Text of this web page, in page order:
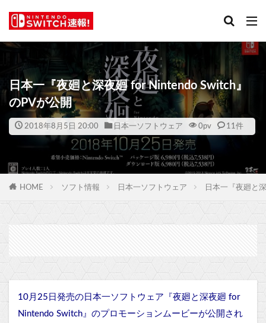
日本一『夜廻と深夜廻 for Nintendo Switch』
のPVが公開
2018年8月5日 20:00 日本一ソフトウェア 0pv 11件
HOME ソフト情報 日本一ソフトウェア 日本一『夜廻と
10月25日発売の日本一ソフトウェア『夜廻と深夜廻 for
Nintendo Switch』のプロモーションムービーが公開され